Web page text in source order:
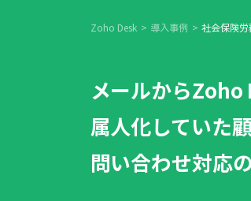
Zoho Desk 導入事例 社会保険
メールからZoho
属人化していた
問い合わせ対応